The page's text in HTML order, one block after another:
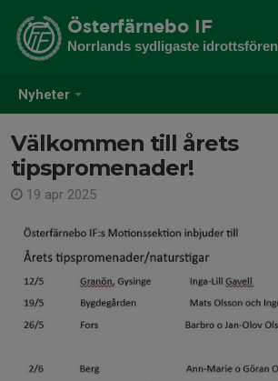
Nyheter
Österfärnebo IF
Norrlands sydligaste
Välkommen till årets
tipspromenader!
19 apr 2025